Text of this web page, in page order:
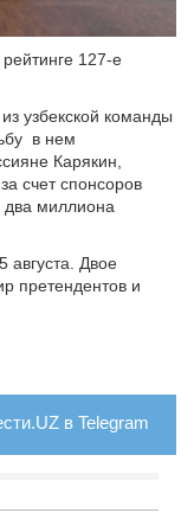
127-е
узбекской команды
в нем
Карякин,
счет спонсоров
два миллиона
августа. Двое
претендентов и
в Telegram